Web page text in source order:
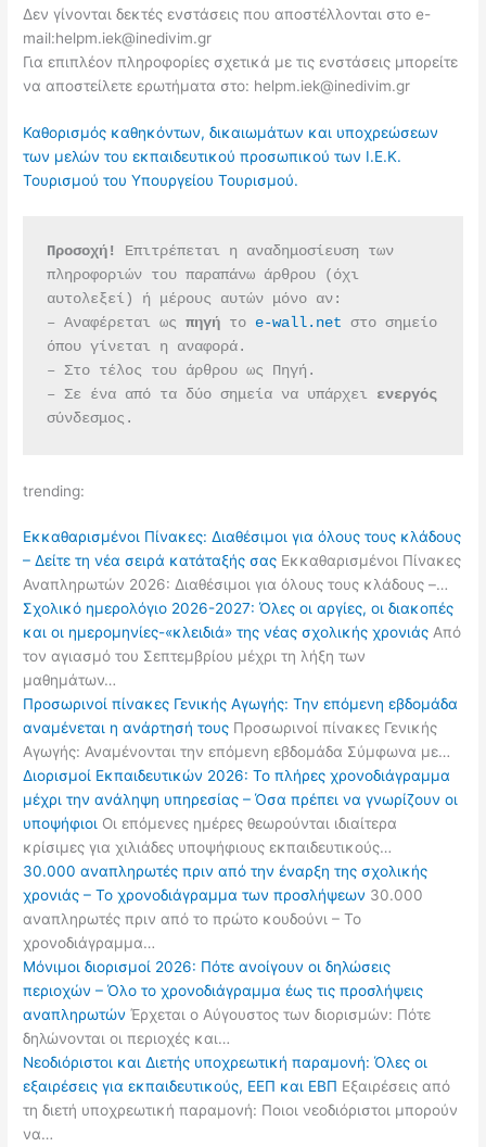
Δεν γίνονται δεκτές ενστάσεις που αποστέλλονται στο e-
mail:helpm.iek@inedivim.gr
Για επιπλέον πληροφορίες σχετικά με τις ενστάσεις μπορείτε
να αποστείλετε ερωτήματα στο: helpm.iek@inedivim.gr
Καθορισμός καθηκόντων, δικαιωμάτων και υποχρεώσεων
των μελών του εκπαιδευτικού προσωπικού των Ι.Ε.Κ.
Τουρισμού του Υπουργείου Τουρισμού.
Προσοχή!
Επιτρέπεται η αναδημοσίευση των
πληροφοριών του παραπάνω άρθρου (όχι
αυτολεξεί) ή μέρους αυτών μόνο αν:
– Αναφέρεται ως πηγή το e-wall.net στο σημείο
όπου γίνεται η αναφορά.
– Στο τέλος του άρθρου ως Πηγή.
– Σε ένα από τα δύο σημεία να υπάρχει
ενεργός
σύνδεσμος.
trending:
Εκκαθαρισμένοι Πίνακες: Διαθέσιμοι για όλους τους κλάδους
– Δείτε τη νέα σειρά κατάταξής σας Εκκαθαρισμένοι Πίνακες
Αναπληρωτών 2026: Διαθέσιμοι για όλους τους κλάδους –…
Σχολικό ημερολόγιο 2026-2027: Όλες οι αργίες, οι διακοπές
και οι ημερομηνίες-«κλειδιά» της νέας σχολικής χρονιάς Από
τον αγιασμό του Σεπτεμβρίου μέχρι τη λήξη των
μαθημάτων…
Προσωρινοί πίνακες Γενικής Αγωγής: Την επόμενη εβδομάδα
αναμένεται η ανάρτησή τους Προσωρινοί πίνακες Γενικής
Αγωγής: Αναμένονται την επόμενη εβδομάδα Σύμφωνα με…
Διορισμοί Εκπαιδευτικών 2026: Το πλήρες χρονοδιάγραμμα
μέχρι την ανάληψη υπηρεσίας – Όσα πρέπει να γνωρίζουν οι
υποψήφιοι Οι επόμενες ημέρες θεωρούνται ιδιαίτερα
κρίσιμες για χιλιάδες υποψήφιους εκπαιδευτικούς…
30.000 αναπληρωτές πριν από την έναρξη της σχολικής
χρονιάς – Το χρονοδιάγραμμα των προσλήψεων 30.000
αναπληρωτές πριν από το πρώτο κουδούνι – Το
χρονοδιάγραμμα…
Μόνιμοι διορισμοί 2026: Πότε ανοίγουν οι δηλώσεις
περιοχών – Όλο το χρονοδιάγραμμα έως τις προσλήψεις
αναπληρωτών Έρχεται ο Αύγουστος των διορισμών: Πότε
δηλώνονται οι περιοχές και…
Νεοδιόριστοι και Διετής υποχρεωτική παραμονή: Όλες οι
εξαιρέσεις για εκπαιδευτικούς, ΕΕΠ και ΕΒΠ Εξαιρέσεις από
τη διετή υποχρεωτική παραμονή: Ποιοι νεοδιόριστοι μπορούν
να…